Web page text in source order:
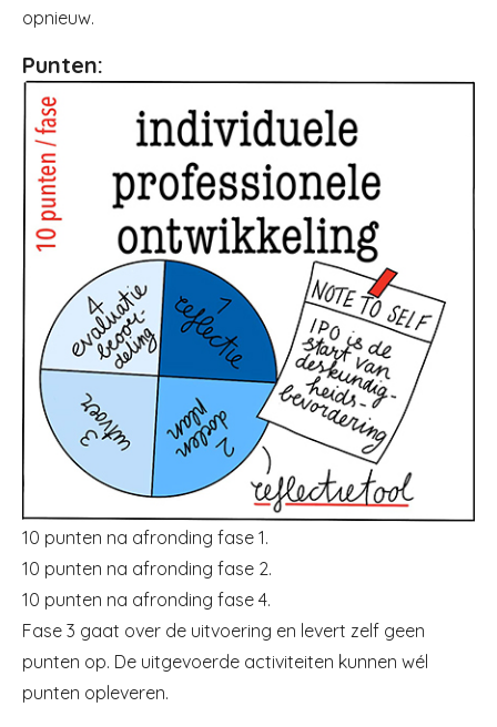
opnieuw.
Punten:
10 punten na afronding fase 1.
10 punten na afronding fase 2.
10 punten na afronding fase 4.
Fase 3 gaat over de uitvoering en levert zelf geen
punten op. De uitgevoerde activiteiten kunnen wél
punten opleveren.